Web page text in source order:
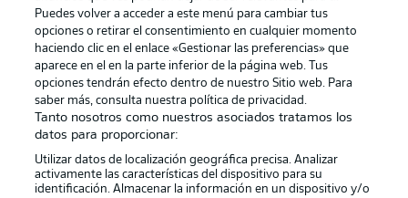
Canales Trabajos
Jugadores Condiciones de uso
Sello Editorial Contacto
Puedes volver a acceder a este menú para cambiar tus
opciones o retirar el consentimiento en cualquier momento
haciendo clic en el enlace «Gestionar las preferencias» que
aparece en el en la parte inferior de la página web. Tus
opciones tendrán efecto dentro de nuestro Sitio web. Para
saber más, consulta nuestra política de privacidad.
Tanto nosotros como nuestros asociados tratamos los
datos para proporcionar:
Utilizar datos de localización geográfica precisa. Analizar
activamente las características del dispositivo para su
identificación. Almacenar la información en un dispositivo y/o